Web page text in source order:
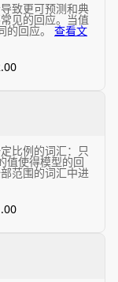
致更可预测和典
见的回应。当值
回应。 查看文
比例的词汇：只
值使得模型的回
范围的词汇中进